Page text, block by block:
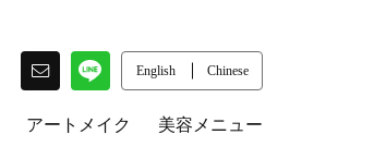
English Chinese
アートメイク 美容メニュー